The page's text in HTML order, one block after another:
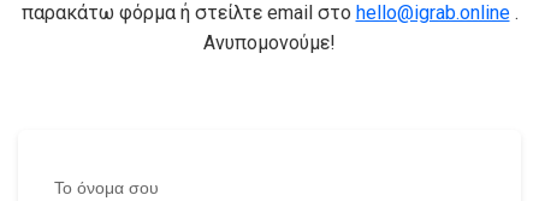
παρακάτω φόρμα ή στείλτε email στο hello@igrab.online.
Ανυπομονούμε!